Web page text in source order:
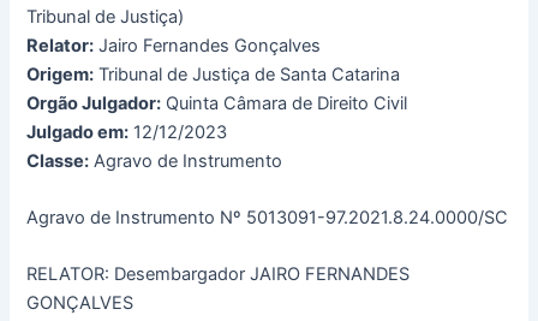
Tribunal de Justiça)
Relator: Jairo Fernandes Gonçalves
Origem: Tribunal de Justiça de Santa Catarina
Orgão Julgador: Quinta Câmara de Direito Civil
Julgado em: 12/12/2023
Classe: Agravo de Instrumento
Agravo de Instrumento Nº 5013091-97.2021.8.24.0000/SC
RELATOR: Desembargador JAIRO FERNANDES
GONÇALVES